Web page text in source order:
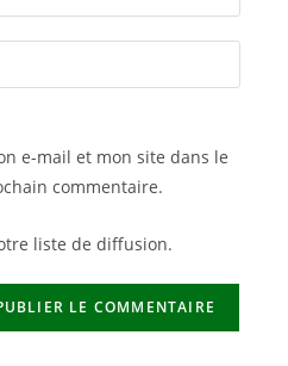
e-mail et mon site dans le
commentaire.
liste de diffusion.